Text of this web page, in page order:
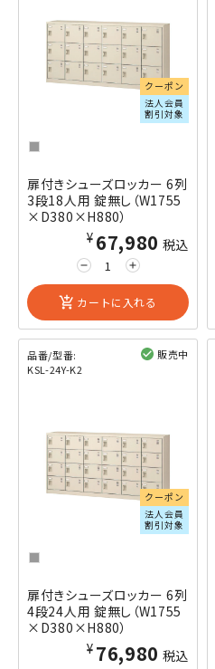
クーポン
法人会員
割引対象
扉付きシューズロッカー 6列
3段18人用 錠無し（W1755
×D380×H880）
remove add
¥67,980 税込
add_shopping_cart カートに入れる
品番/型番:
KSL-24Y-K2
販売中
クーポン
法人会員
割引対象
扉付きシューズロッカー 6列
4段24人用 錠無し（W1755
×D380×H880）
¥76,980 税込